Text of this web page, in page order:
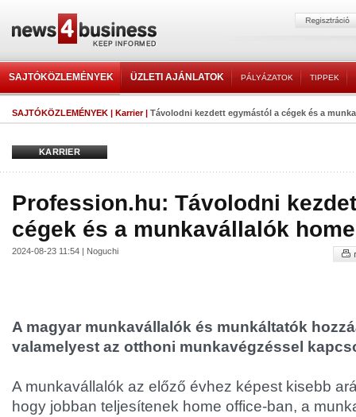
SAJTÓKÖZLEMÉNYEK ÜZLETI AJÁNLATOK PÁLYÁZATOK TIPPEK
SAJTÓKÖZLEMÉNYEK | Karrier| Távolodni kezdett egymástól a cégek és a
KARRIER
Profession.hu: Távolodni
cégek és a munkavállalók
2024-08-23 11:54 | Noguchi
A magyar munkavállalók és munkáltatók
valamelyest az otthoni munkavégzéssel
A munkavállalók az előző évhez képest kisebb
hogy jobban teljesítenek home office-ban, a